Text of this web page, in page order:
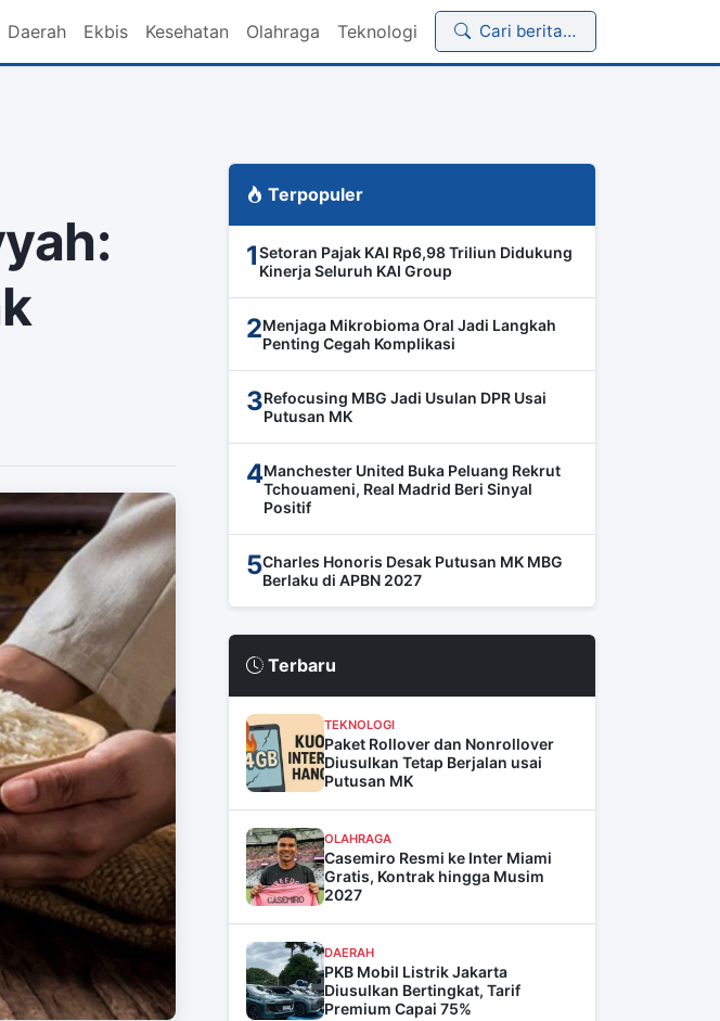
Daerah Ekbis Kesehatan Olahraga Teknologi Cari berita…
Terpopuler
1Setoran Pajak KAI Rp6,98 Triliun Didukung
Kinerja Seluruh KAI Group
2Menjaga Mikrobioma Oral Jadi Langkah
Penting Cegah Komplikasi
3Refocusing MBG Jadi Usulan DPR Usai
Putusan MK
4Manchester United Buka Peluang Rekrut
Tchouameni, Real Madrid Beri Sinyal
Positif
5Charles Honoris Desak Putusan MK MBG
Berlaku di APBN 2027
Terbaru
TEKNOLOGI
Paket Rollover dan Nonrollover
Diusulkan Tetap Berjalan usai
Putusan MK
OLAHRAGA
Casemiro Resmi ke Inter Miami
Gratis, Kontrak hingga Musim
2027
DAERAH
PKB Mobil Listrik Jakarta
Diusulkan Bertingkat, Tarif
Premium Capai 75%